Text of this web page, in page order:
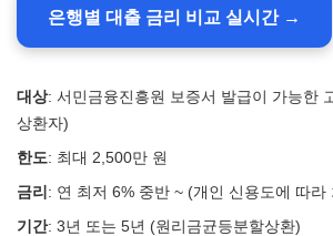
은행별 대출 금리 비교 실시간 →
대상: 서민금융진흥원 보증서 발급이 가능한
상환자)
한도: 최대 2,500만 원
금리 : 연 최저 6% 중반 ~ (개인 신용도에 따라
기간: 3년 또는 5년 (원리금균등분할상환)